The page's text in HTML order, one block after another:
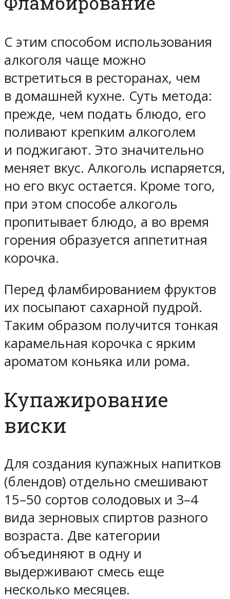
С этим способом использования
алкоголя чаще можно
встретиться в ресторанах, чем
в домашней кухне. Суть метода:
прежде, чем подать блюдо, его
поливают крепким алкоголем
и поджигают. Это значительно
меняет вкус. Алкоголь испаряется,
но его вкус остается. Кроме того,
при этом способе алкоголь
пропитывает блюдо, а во время
горения образуется аппетитная
корочка.
Перед фламбированием фруктов
их посыпают сахарной пудрой.
Таким образом получится тонкая
карамельная корочка с ярким
ароматом коньяка или рома.
Купажирование
виски
Для создания купажных напитков
(блендов) отдельно смешивают
15–50 сортов солодовых и 3–4
вида зерновых спиртов разного
возраста. Две категории
объединяют в одну и
выдерживают смесь еще
несколько месяцев.